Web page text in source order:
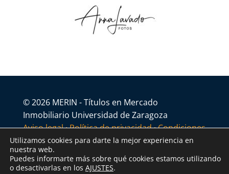
© 2026 MERIN - Títulos en Mercado
Inmobiliario Universidad de Zaragoza
Aviso legal·Política de privacidad·Condiciones
generales
Utilizamos cookies para darte la mejor experiencia en
nuestra web.
Puedes informarte más sobre qué cookies estamos utilizando
o desactivarlas en los AJUSTES.